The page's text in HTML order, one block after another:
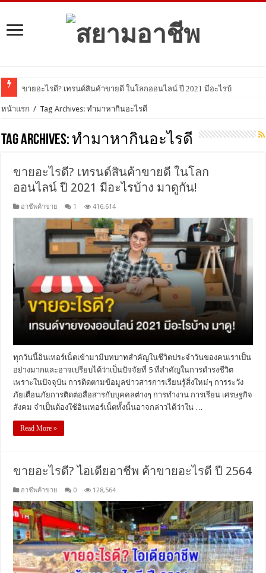
ขายอะไรดี? เทรนด์สินค้าขายดี ในโลกออนไลน์ ปี 2021 มีอะไรบ้าง มาดูกัน!
หน้าแรก / Tag Archives: ทํามาหากินอะไรดี
Tag Archives:ทํามาหากินอะไรดี
ขายอะไรดี? เทรนด์สินค้าขายดี ในโลก
ออนไลน์ ปี 2021 มีอะไรบ้าง มาดูกัน!
อาชีพค้าขาย 1 416,614
ทุกวันนี้อินเทอร์เน็ตเข้ามามีบทบาทสำคัญในชีวิตประจำวันของคนเราเป็น
อย่างมากและอาจเปรียบได้ว่าเป็นปัจจัยที่ 5 ที่สำคัญในการดำรงชีวิต
เพราะในปัจจุบัน การติดตามข้อมูลข่าวสารการเรียนรู้สิ่งใหม่ๆ การระวัง
ภัยเตือนภัยการติดต่อสื่อสารกับบุคคลต่างๆ การทำงาน การเรียน เศรษฐกิจ
สังคม จำเป็นต้องใช้อินเทอร์เน็ตทั้งนั้นอาจกล่าวได้ว่าใน …
Read More »
ขายอะไรดี? ไอเดียอาชีพ ค้าขายอะไรดี ปี 2564
อาชีพค้าขาย 0 128,564